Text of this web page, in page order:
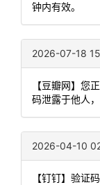
钟内有效。
2026-07-18
【豆瓣网】您
码泄露于他人
2026-04-10
【钉钉】验证